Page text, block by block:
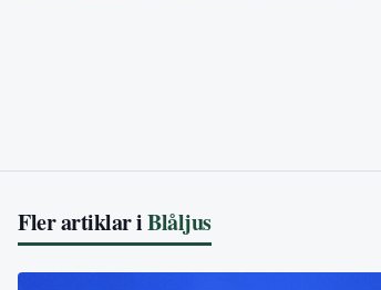
Fler artiklar iBlåljus